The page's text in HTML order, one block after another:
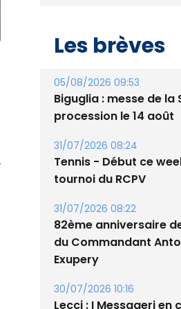
05/08/2026 09:53
procession le 14 août
31/07/2026 08:24
Tennis - Début ce
tournoi du RCPV
31/07/2026 08:22
du Commandant
Exupery
30/07/2026 10:16
Lecci : I Messageri en
jeudi soir